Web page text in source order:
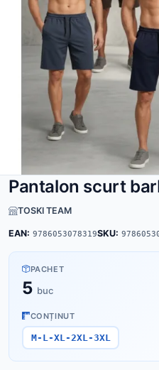
Pantalon scurt
TOSKI TEAM
EAN: 9786053078319SKU:
PACHET
5 buc
CONȚINUT
M-L-XL-2XL-3XL